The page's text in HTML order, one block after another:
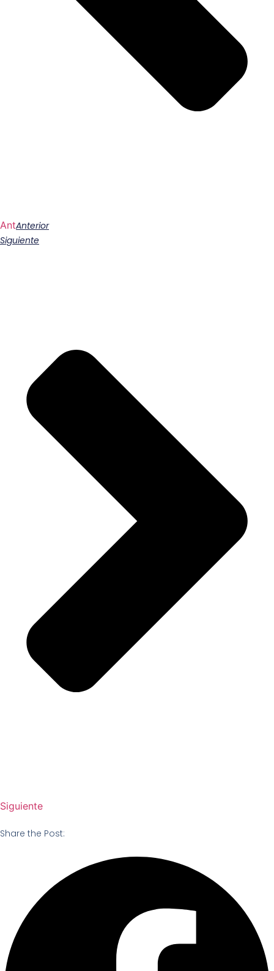
AntAnterior
Siguiente
Siguiente
Share the Post: